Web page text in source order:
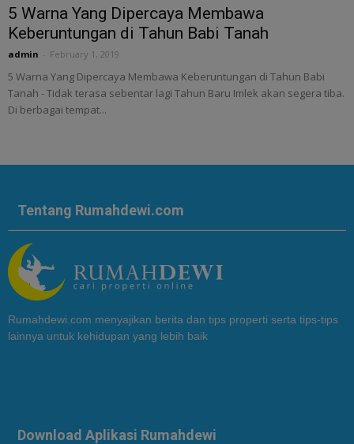
5 Warna Yang Dipercaya Membawa
Keberuntungan di Tahun Babi Tanah
admin February 1, 2019
5 Warna Yang Dipercaya Membawa Keberuntungan di Tahun Babi
Tanah - Tidak terasa sebentar lagi Tahun Baru Imlek akan segera tiba.
Di berbagai tempat...
Tentang Rumahdewi.com
Rumahdewi.com menyajikan berita dan tips properti serta tips-tips
lainnya untuk kehidupan yang lebih baik
Download Aplikasi Rumahdewi